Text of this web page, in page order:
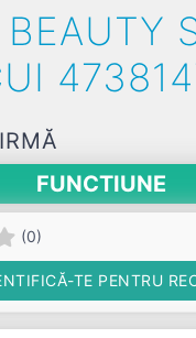
BEAUTY
FUNCTIUNE
(0)
TE PENTRU